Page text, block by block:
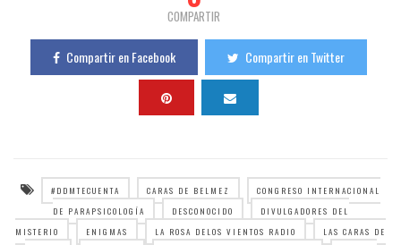
COMPARTIR
Compartir en Facebook Compartir en Twitter
#DDMTECUENTA CARAS DE BELMEZ
CONGRESO INTERNACIONAL
DE PARAPSICOLOGÍA
DESCONOCIDO
DIVULGADORES DEL
MISTERIO
ENIGMAS LA ROSA DELOS VIENTOS RADIO
LAS CARAS DE